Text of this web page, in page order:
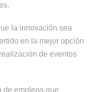
la innovación sea
en la mejor opción
de eventos
de empleos que